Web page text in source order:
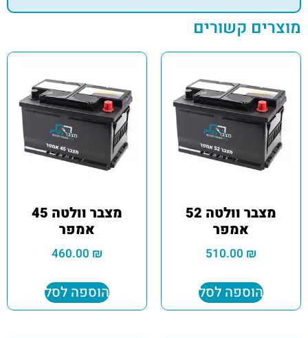
מוצרים קשורים
מצבר וולטה 52
אמפר
510.00 ₪
הוספה לסל
מצבר וולטה 45
אמפר
460.00 ₪
הוספה לסל